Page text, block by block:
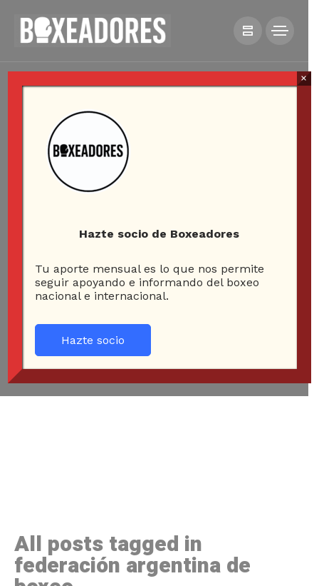
All posts tagged in
federación argentina de
Hazte socio de Boxeadores
Tu aporte mensual es lo que nos permite
seguir apoyando e informando del boxeo
nacional e internacional.
Hazte socio
×